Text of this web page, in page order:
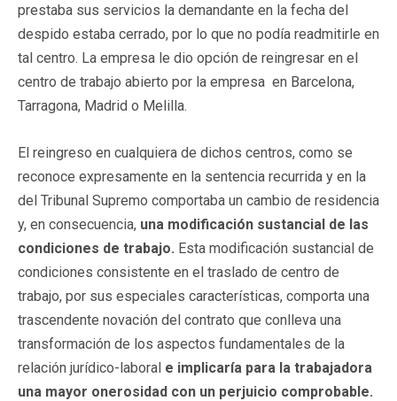
prestaba sus servicios la demandante en la fecha del
despido estaba cerrado, por lo que no podía readmitirle en
tal centro. La empresa le dio opción de reingresar en el
centro de trabajo abierto por la empresa en Barcelona,
Tarragona, Madrid o Melilla.
El reingreso en cualquiera de dichos centros, como se
reconoce expresamente en la sentencia recurrida y en la
del Tribunal Supremo comportaba un cambio de residencia
y, en consecuencia, una modificación sustancial de las
condiciones de trabajo. Esta modificación sustancial de
condiciones consistente en el traslado de centro de
trabajo, por sus especiales características, comporta una
trascendente novación del contrato que conlleva una
transformación de los aspectos fundamentales de la
relación jurídico-laboral e implicaría para la trabajadora
una mayor onerosidad con un perjuicio comprobable.